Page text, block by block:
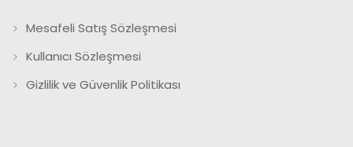
Mesafeli Satış Sözleşmesi
Kullanıcı Sözleşmesi
Gizlilik ve Güvenlik Politikası